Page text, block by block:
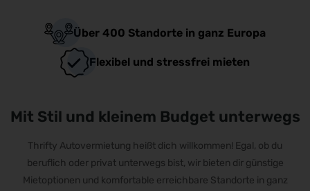
Über 400 Standorte in ganz Europa
Flexibel und stressfrei mieten
Mit Stil und kleinem Budget unterwegs
Thrifty Autovermietung heißt dich willkommen! Egal, ob du
beruflich oder privat unterwegs bist, wir bieten dir günstige
Mietoptionen und komfortable erreichbare Standorte in ganz